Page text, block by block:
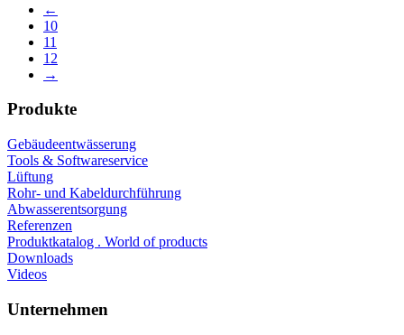
←
10
11
12
→
Produkte
Gebäudeentwässerung
Tools & Softwareservice
Lüftung
Rohr- und Kabeldurchführung
Abwasserentsorgung
Referenzen
Produktkatalog . World of products
Downloads
Videos
Unternehmen